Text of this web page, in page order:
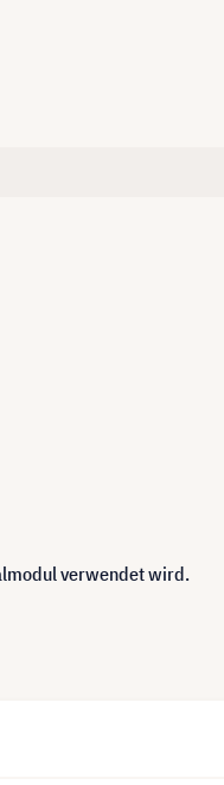
verwendet wird.